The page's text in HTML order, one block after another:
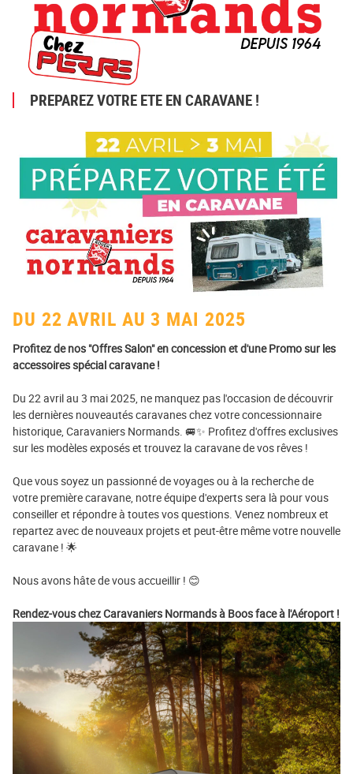
PREPAREZ VOTRE ETE EN CARAVANE !
DU 22 AVRIL AU 3 MAI 2025
Profitez de nos "Offres Salon" en concession et d'une Promo sur les
accessoires spécial caravane !
Du 22 avril au 3 mai 2025, ne manquez pas l'occasion de découvrir
les dernières nouveautés caravanes chez votre concessionnaire
historique, Caravaniers Normands. 🚐✨ Profitez d'offres exclusives
sur les modèles exposés et trouvez la caravane de vos rêves !
Que vous soyez un passionné de voyages ou à la recherche de
votre première caravane, notre équipe d'experts sera là pour vous
conseiller et répondre à toutes vos questions. Venez nombreux et
repartez avec de nouveaux projets et peut-être même votre nouvelle
caravane ! 🌟
Nous avons hâte de vous accueillir ! 😊
Rendez-vous chez Caravaniers Normands à Boos face à l'Aéroport !